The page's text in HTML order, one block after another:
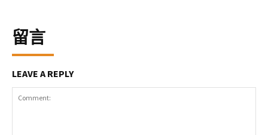
留言
LEAVE A REPLY